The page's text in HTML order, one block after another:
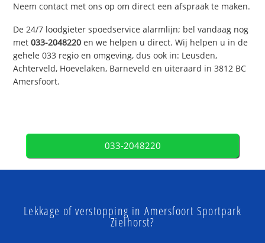
Neem contact met ons op om direct een afspraak te maken.
De 24/7 loodgieter spoedservice alarmlijn; bel vandaag nog
met033-2048220 en we helpen u direct. Wij helpen u in de
gehele 033 regio en omgeving, dus ook in: Leusden,
Achterveld, Hoevelaken, Barneveld en uiteraard in 3812 BC
Amersfoort.
033-2048220
Lekkage of verstopping in Amersfoort Sportpark
Zielhorst?